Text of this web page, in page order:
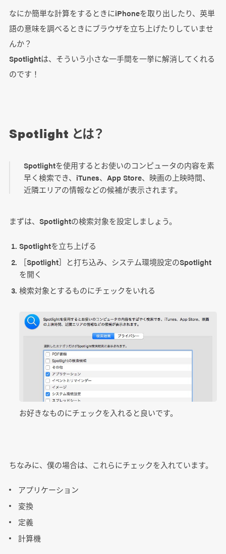
なにか簡単な計算をするときにiPhoneを取り出したり、英単
語の意味を調べるときにブラウザを立ち上げたりしていませ
んか？
Spotlightは、そういう小さな一手間を一挙に解消してくれる
のです！
Spotlight とは？
Spotlightを使用するとお使いのコンピュータの内容を素
早く検索でき、iTunes、App Store、映画の上映時間、
近隣エリアの情報などの候補が表示されます。
まずは、Spotlightの検索対象を設定しましょう。
Spotlightを立ち上げる
［Spotlight］と打ち込み、システム環境設定のSpotlight
を開く
検索対象とするものにチェックをいれる
お好きなものにチェックを入れると良いです。
ちなみに、僕の場合は、これらにチェックを入れています。
アプリケーション
変換
定義
計算機